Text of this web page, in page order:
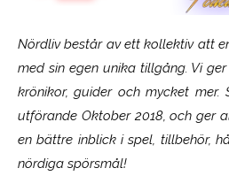
Nördliv består av ett kollektiv att
med sin egen unika tillgång. Vi
krönikor, guider och mycket mer.
utförande Oktober 2018, och ger
en bättre inblick i spel, tillbehör,
nördiga spörsmål!